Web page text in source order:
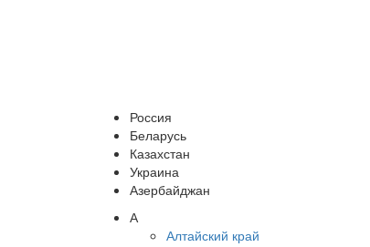
Россия
Беларусь
Казахстан
Украина
Азербайджан
А
Алтайский край